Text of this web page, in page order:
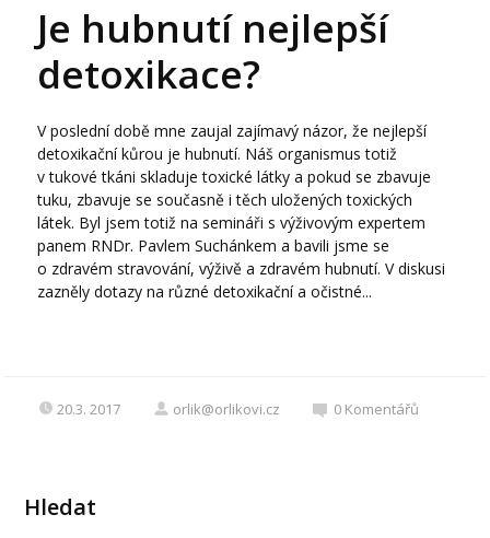
Je hubnutí nejlepší
detoxikace?
V poslední době mne zaujal zajímavý názor, že nejlepší
detoxikační kůrou je hubnutí. Náš organismus totiž
v tukové tkáni skladuje toxické látky a pokud se zbavuje
tuku, zbavuje se současně i těch uložených toxických
látek. Byl jsem totiž na semináři s výživovým expertem
panem RNDr. Pavlem Suchánkem a bavili jsme se
o zdravém stravování, výživě a zdravém hubnutí. V diskusi
zazněly dotazy na různé detoxikační a očistné...
20.3. 2017 orlik@orlikovi.cz 0 Komentářů
Hledat